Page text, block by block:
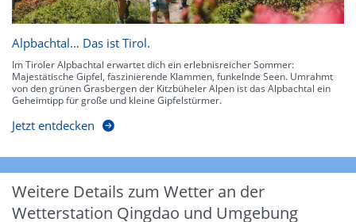
Alpbachtal… Das ist Tirol.
Im Tiroler Alpbachtal erwartet dich ein erlebnisreicher Sommer:
Majestätische Gipfel, faszinierende Klammen, funkelnde Seen. Umrahmt
von den grünen Grasbergen der Kitzbüheler Alpen ist das Alpbachtal ein
Geheimtipp für große und kleine Gipfelstürmer.
Jetzt entdecken
Weitere Details zum Wetter an der
Wetterstation Qingdao und Umgebung